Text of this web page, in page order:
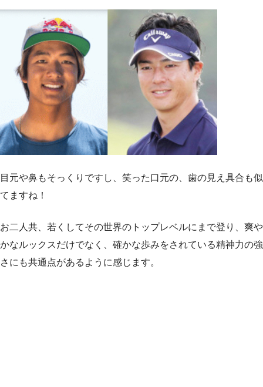
目元や鼻もそっくりですし、笑った口元の、歯の見え具合も似
てますね！
お二人共、若くしてその世界のトップレベルにまで登り、爽や
かなルックスだけでなく、確かな歩みをされている精神力の強
さにも共通点があるように感じます。